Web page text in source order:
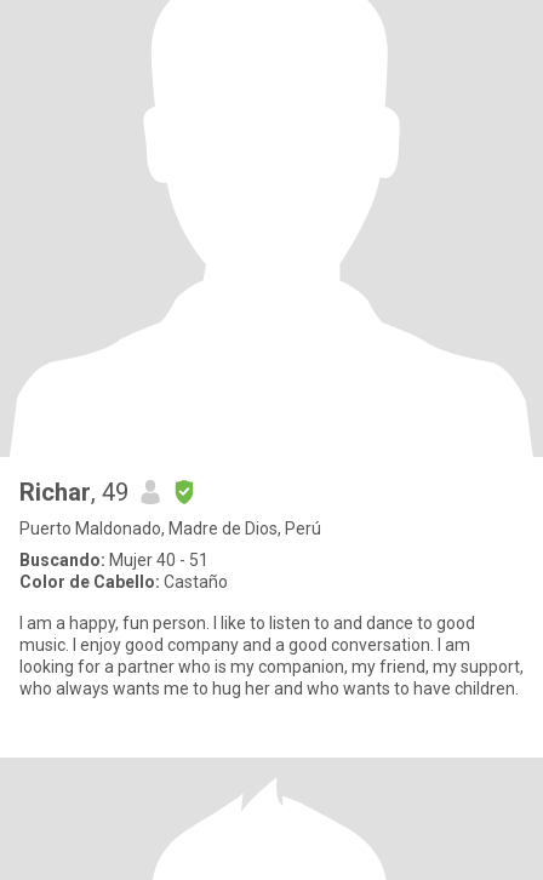
Richar, 49
Puerto Maldonado, Madre de Dios, Perú
Buscando: Mujer 40 - 51
Color de Cabello: Castaño
I am a happy, fun person. I like to listen to and dance to good
music. I enjoy good company and a good conversation. I am
looking for a partner who is my companion, my friend, my support,
who always wants me to hug her and who wants to have children.